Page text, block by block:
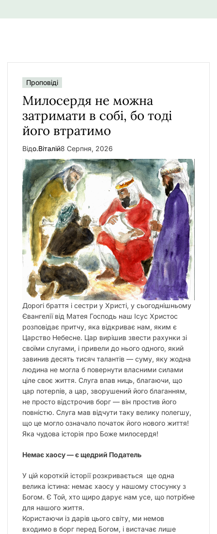
Проповіді
Милосердя не можна
затримати в собі, бо тоді
його втратимо
Відо.Віталій8 Серпня, 2026
Дорогі браття і сестри у Христі, у сьогоднішньому
Євангелії від Матея Господь наш Ісус Христос
розповідає притчу, яка відкриває нам, яким є
Царство Небесне. Цар вирішив звести рахунки зі
своїми слугами, і привели до нього одного, який
завинив десять тисяч талантів — суму, яку жодна
людина не могла б повернути власними силами
ціле своє життя. Слуга впав ниць, благаючи, що
цар потерпів, а цар, зворушений його благанням,
не просто відстрочив борг — він простив його
повністю. Слуга мав відчути таку велику полегшу,
що це могло означало початок його нового життя!
Яка чудова історія про Боже милосердя!
Немає хаосу — є щедрий Податель
У цій короткій історії розкривається ще одна
велика істина: немає хаосу у нашому стосунку з
Богом. Є Той, хто щиро дарує нам усе, що потрібне
для нашого життя.
Користаючи із дарів цього світу, ми немов
входимо в борг перед Богом, і вистачає лише